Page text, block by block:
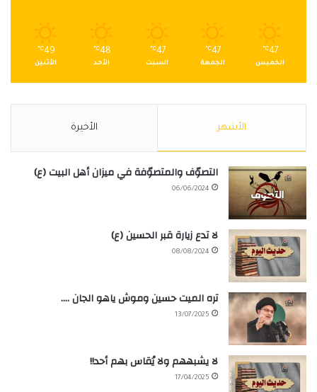
47
℃
الخميس
47
℃
الجمعة
47
℃
السبت
48
℃
الأحد
49
℃
الأثنين
الأشهر الأخيرة
التصوّف والمتصوّفة في ميزان أهل البيت (ع)
06/06/2024
لا تدع زيارة قبر الحسين (ع)
08/08/2024
تره الميت حسين وموش ياهو الجان ….
13/07/2025
لا يشبههم ولا يُقاس بهم أحد!!
17/04/2025